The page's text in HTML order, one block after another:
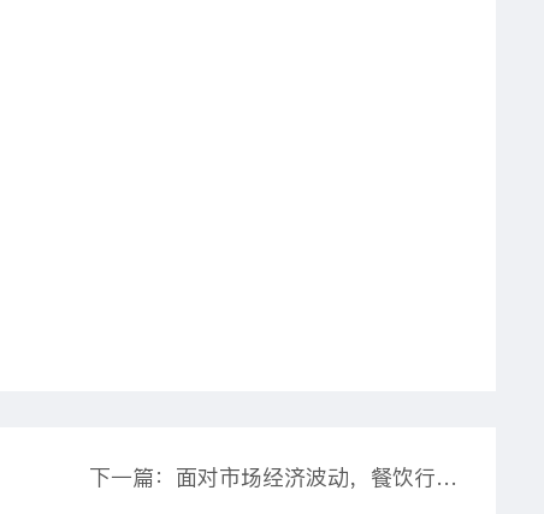
下一篇：面对市场经济波动，餐饮行业的生存之道究竟何在？